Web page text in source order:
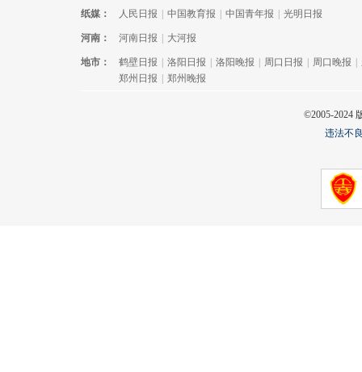
纸媒： 人民日报 中国教育报 中国青年报 光明日报
河南： 河南日报 大河报
地市： 鹤壁日报 洛阳日报 洛阳晚报 周口日报 周口晚报
郑州日报
郑州晚报
©2005-2024
违法不